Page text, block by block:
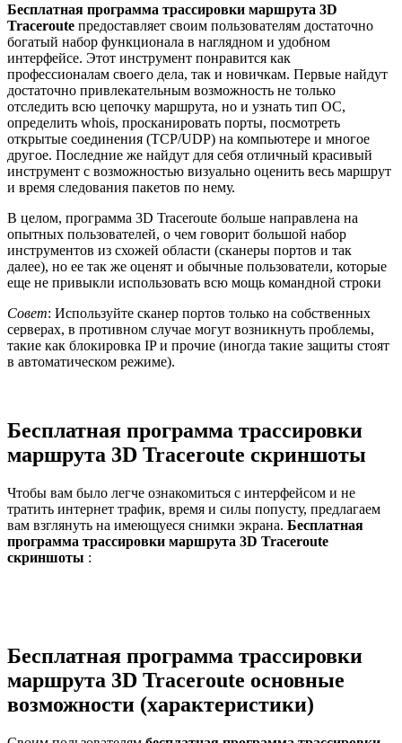
Бесплатная программа трассировки маршрута 3D
Traceroute предоставляет своим пользователям достаточно
богатый набор функционала в наглядном и удобном
интерфейсе. Этот инструмент понравится как
профессионалам своего дела, так и новичкам. Первые найдут
достаточно привлекательным возможность не только
отследить всю цепочку маршрута, но и узнать тип ОС,
определить whois, просканировать порты, посмотреть
открытые соединения (TCP/UDP) на компьютере и многое
другое. Последние же найдут для себя отличный красивый
инструмент с возможностью визуально оценить весь маршрут
и время следования пакетов по нему.
В целом, программа 3D Traceroute больше направлена на
опытных пользователей, о чем говорит большой набор
инструментов из схожей области (сканеры портов и так
далее), но ее так же оценят и обычные пользователи, которые
еще не привыкли использовать всю мощь командной строки
Совет: Используйте сканер портов только на собственных
серверах, в противном случае могут возникнуть проблемы,
такие как блокировка IP и прочие (иногда такие защиты стоят
в автоматическом режиме).
Бесплатная программа трассировки
маршрута 3D Traceroute скриншоты
Чтобы вам было легче ознакомиться с интерфейсом и не
тратить интернет трафик, время и силы попусту, предлагаем
вам взглянуть на имеющуеся снимки экрана. Бесплатная
программа трассировки маршрута 3D Traceroute
скриншоты :
Бесплатная программа трассировки
маршрута 3D Traceroute основные
возможности (характеристики)